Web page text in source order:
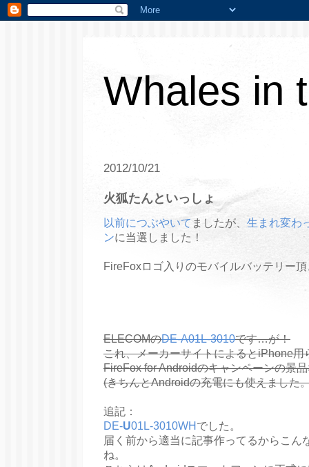
Whales in
2012/10/21
火狐たんといっしょ
以前につぶやいて ましたが、 生まれ変わ
ンに当選しました！
FireFoxロゴ入りのモバイルバッテリー
ELECOMのDE-A01L-3010です…が！
これ、メーカーサイトによるとiPhone用
FireFox for Androidのキャンペーンの景
(きちんとAndroidの充電にも使えました
追記：
DE-U01L-3010WH でした。
届く前から適当に記事作ってるからこん
ね。